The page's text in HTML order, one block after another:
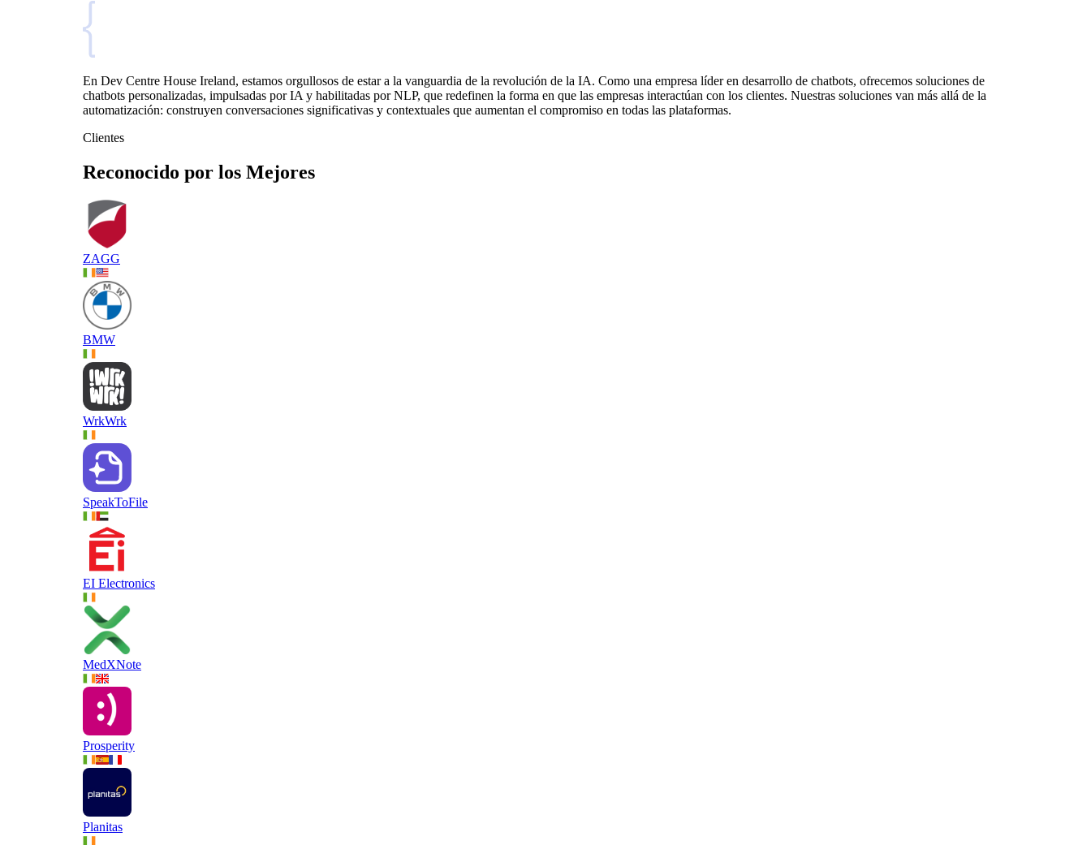
En Dev Centre House Ireland, estamos orgullosos de estar a la vanguardia de la revolución de la IA. Como una empresa líder en desarrollo de chatbots, ofrecemos soluciones de
chatbots personalizadas, impulsadas por IA y habilitadas por NLP, que redefinen la forma en que las empresas interactúan con los clientes. Nuestras soluciones van más allá de la
automatización: construyen conversaciones significativas y contextuales que aumentan el compromiso en todas las plataformas.
Clientes
Reconocido por los Mejores
ZAGG
BMW
WrkWrk
SpeakToFile
EI Electronics
MedXNote
Prosperity
Planitas